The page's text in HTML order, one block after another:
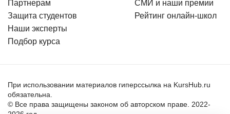
Партнерам
Защита студентов
Наши эксперты
Подбор курса
СМИ и наши премии
Рейтинг онлайн-школ
При использовании материалов гиперссылка на KursHub.ru
обязательна.
© Все права защищены законом об авторском праве. 2022-